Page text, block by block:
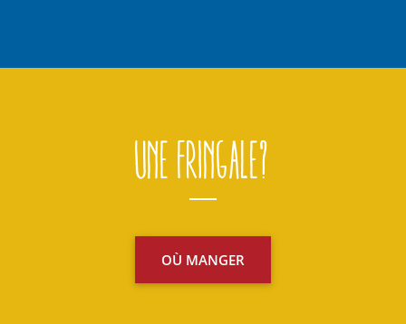
Une fringale?
OÙ MANGER